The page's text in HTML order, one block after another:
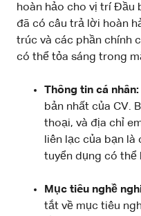
hoàn hảo cho vị trí Đầu
đã có câu trả lời hoàn
trúc và các phần chính
có thể tỏa sáng trong
Thông tin cá nhân:
bản nhất của CV.
thoại, và địa chỉ
liên lạc của bạn là
tuyển dụng có thể
Mục tiêu nghề
tắt về mục tiêu